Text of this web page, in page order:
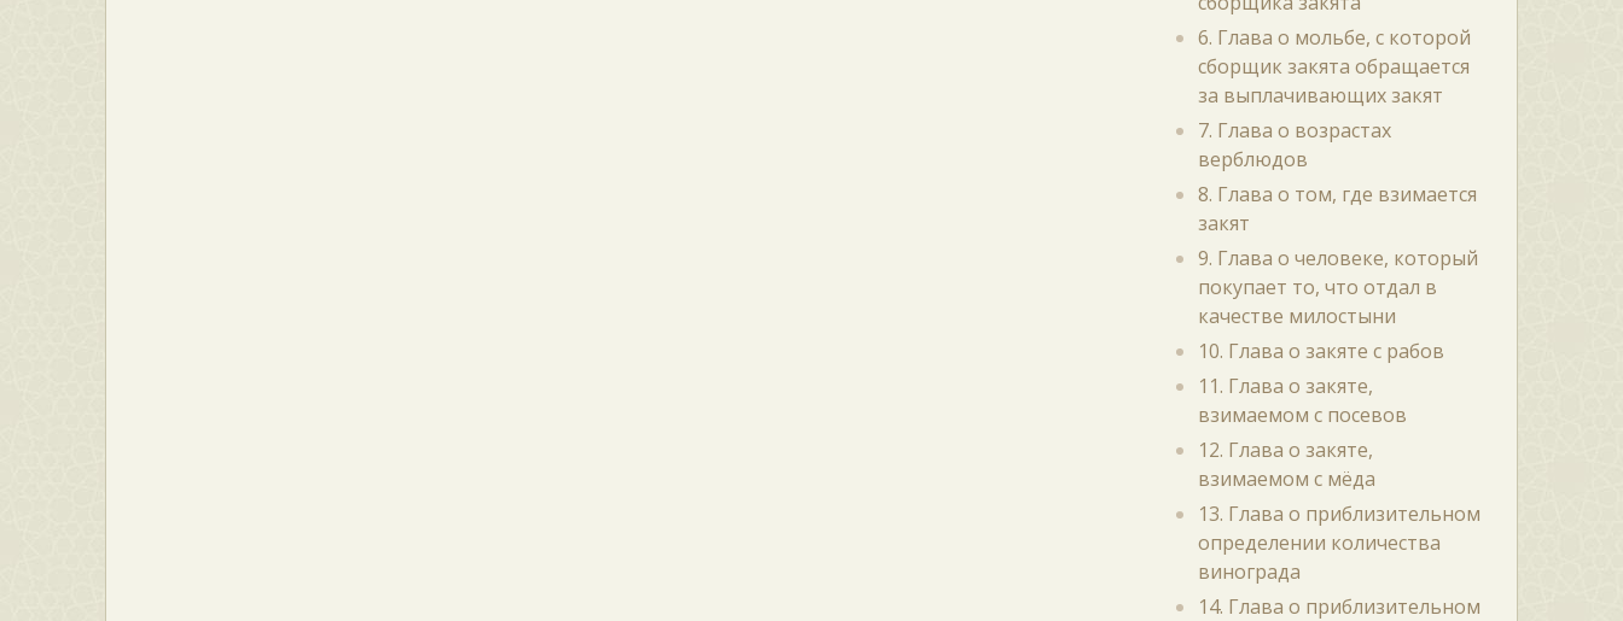
6. Глава о мольбе, с которой
сборщик закята обращается
за выплачивающих закят
7. Глава о возрастах
верблюдов
8. Глава о том, где взимается
закят
9. Глава о человеке, который
покупает то, что отдал в
качестве милостыни
10. Глава о закяте с рабов
11. Глава о закяте,
взимаемом с посевов
12. Глава о закяте,
взимаемом с мёда
13. Глава о приблизительном
определении количества
винограда
14. Глава о приблизительном